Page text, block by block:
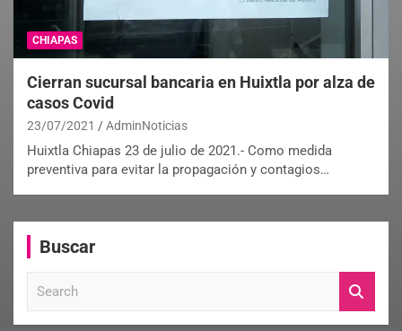
CHIAPAS
Cierran sucursal bancaria en Huixtla por alza de
casos Covid
23/07/2021 AdminNoticias
Huixtla Chiapas 23 de julio de 2021.- Como medida
preventiva para evitar la propagación y contagios…
Buscar